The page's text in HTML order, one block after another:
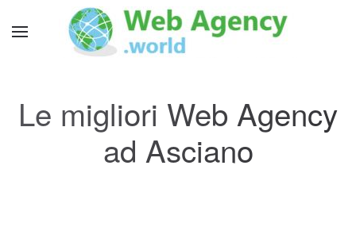
Le migliori Web Agency
ad Asciano